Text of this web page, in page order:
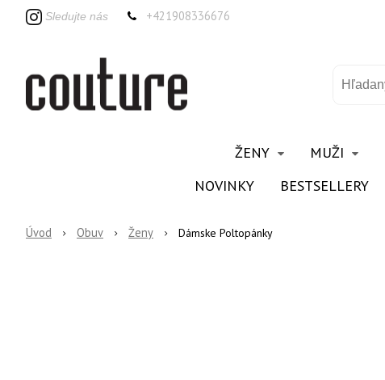
Sledujte nás +421908336676
ŽENY MUŽI
NOVINKY
BESTSELLERY
Úvod Obuv Ženy Dámske Poltopánky